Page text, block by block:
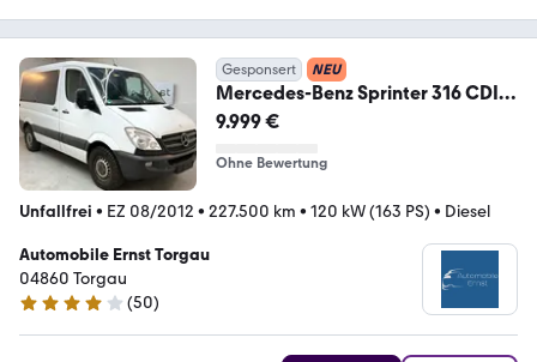
Gesponsert NEU
Mercedes-Benz Sprinter 316 CDI
Bus 2xSchiebetür
9.999 €
Ohne Bewertung
Unfallfrei • EZ 08/2012 • 227.500 km • 120 kW (163 PS) • Diesel
Automobile Ernst Torgau
04860 Torgau
4.1 Sterne
(50)